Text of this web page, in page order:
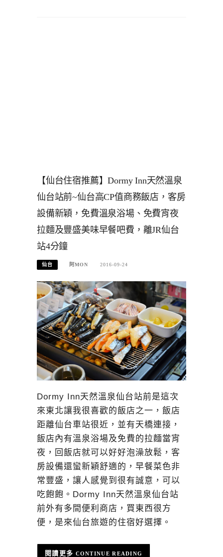
【仙台住宿推薦】Dormy Inn天然溫泉
仙台站前~仙台高CP值商務飯店，客房
設備新穎，免費溫泉浴場、免費宵夜
拉麵及豐盛美味早餐吧費，離JR仙台
站4分鐘
仙台 阿MON 2016-09-24
Dormy Inn天然溫泉仙台站前是這次
來東北讓我很喜歡的飯店之一，飯店
距離仙台車站很近，並有天橋連接，
飯店內有溫泉浴場及免費的拉麵當宵
夜，回飯店就可以好好泡澡放鬆，客
房設備還蠻新穎舒適的，早餐菜色非
常豐盛，讓人感覺到很有誠意，可以
吃飽飽。Dormy Inn天然溫泉仙台站
前外有多間便利商店，買東西很方
便，是來仙台旅遊的住宿好選擇。
CONTINUE READING